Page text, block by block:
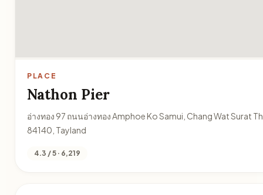
PLACE
Nathon Pier
อ่างทอง 97 ถนนอ่างทอง Amphoe Ko Samui, Chang Wat Surat
84140, Tayland
4.3 / 5 · 6,219